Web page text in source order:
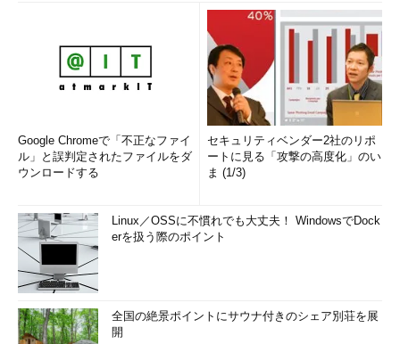
Google Chromeで「不正なファイ
ル」と誤判定されたファイルをダ
ウンロードする
セキュリティベンダー2社のリポ
ートに見る「攻撃の高度化」のい
ま (1/3)
Linux／OSSに不慣れでも大丈夫！ WindowsでDock
erを扱う際のポイント
全国の絶景ポイントにサウナ付きのシェア別荘を展
開